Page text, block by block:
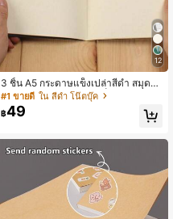
12
3 ชิ้น A5 กระดาษแข็งเปล่าสีดำ สมุดโน๊
ต กระดาษมินิมอลขนาดเล็ก สำหรับอุป
กรณ์การเรียน เครื่องเขียน สำนักงาน สเ
ก็ตช์ภาพ, 36 แผ่น 72 หน้าต่อเล่ม, สมุด
อาชีพ
#1 ขายดี ใน สีดำ โน๊ตบุ๊ค
฿49